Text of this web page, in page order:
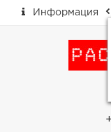
Информация